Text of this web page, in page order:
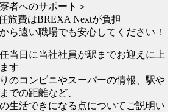
者へのサポート＞
旅費はBREXA Nextが負担
ら遠い職場でも安心してください！
当日に当社社員が駅までお迎えに上
す
のコンビニやスーパーの情報、駅や
での距離など、
生活できになる点についてご説明い